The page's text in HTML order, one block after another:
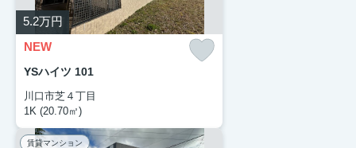
5.2万円
NEW
YSハイツ 101
川口市芝４丁目
1K (20.70㎡)
賃貸マンション